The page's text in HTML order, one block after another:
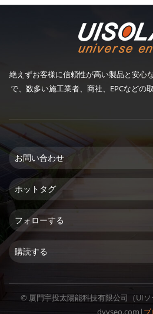
絶えずお客様に信頼性が高い製品と安心
で、数多い施工業者、商社、EPCなどの
お問い合わせ
ホットタグ
フォローする
購読する
© 厦門宇投太陽能科技有限公司（UI
dyyseo.com |